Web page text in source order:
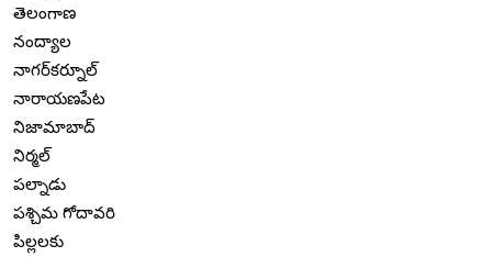
తెలంగాణ
నంద్యాల
నాగర్‌కర్నూల్
నారాయణపేట
నిజామాబాద్
నిర్మల్
పల్నాడు
పశ్చిమ గోదావరి
పిల్లలకు